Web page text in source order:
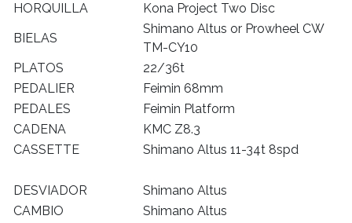
HORQUILLA
Kona Project Two Disc
BIELAS
Shimano Altus or Prowheel CW
TM-CY10
PLATOS
22/36t
PEDALIER
Feimin 68mm
PEDALES
Feimin Platform
CADENA
KMC Z8.3
CASSETTE
Shimano Altus 11-34t 8spd
DESVIADOR
Shimano Altus
CAMBIO
Shimano Altus